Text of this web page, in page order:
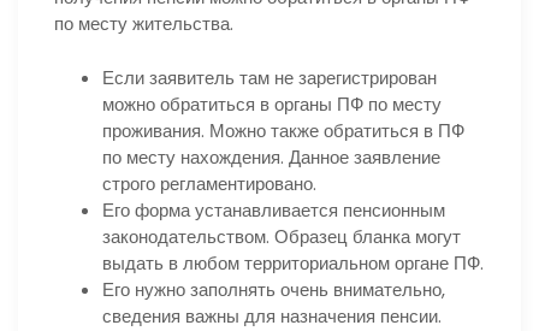
по месту жительства.
Если заявитель там не зарегистрирован
можно обратиться в органы ПФ по месту
проживания. Можно также обратиться в ПФ
по месту нахождения. Данное заявление
строго регламентировано.
Его форма устанавливается пенсионным
законодательством. Образец бланка могут
выдать в любом территориальном органе ПФ.
Его нужно заполнять очень внимательно,
сведения важны для назначения пенсии.